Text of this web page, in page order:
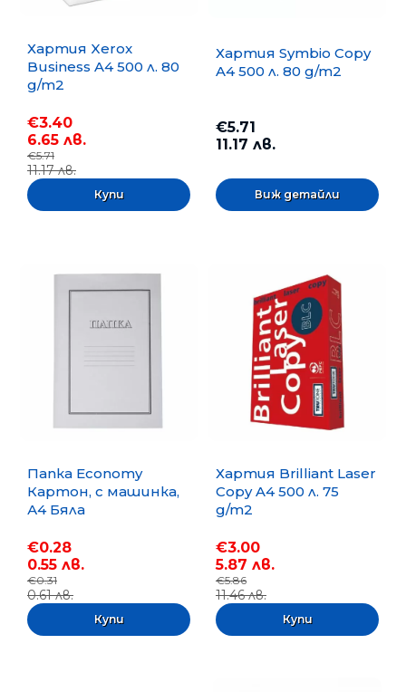
Хартия Xerox
Business A4 500 л. 80
g/m2
€3.40
6.65 лв.
€5.71
11.17 лв.
Хартия Symbio Copy
A4 500 л. 80 g/m2
€5.71
11.17 лв.
Виж детайли
Папка Economy
Картон, с машинка,
А4 Бяла
€0.28
0.55 лв.
€0.31
0.61 лв.
Хартия Brilliant Laser
Copy A4 500 л. 75
g/m2
€3.00
5.87 лв.
€5.86
11.46 лв.